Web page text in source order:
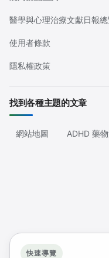
醫學與心理治療文獻日報總
使用者條款
隱私權政策
找到各種主題的文章
網站地圖 ADHD 藥
快速導覽